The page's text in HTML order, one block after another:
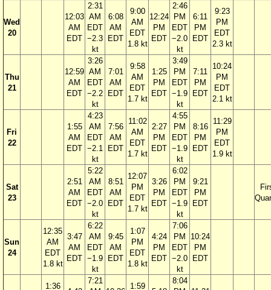
Wed
20
12:03
AM
EDT
2:31
AM
EDT
−2.3
kt
6:08
AM
EDT
9:00
AM
EDT
1.8 kt
12:24
PM
EDT
2:46
PM
EDT
−2.0
kt
6:11
PM
EDT
9:23
PM
EDT
2.3 kt
Thu
21
12:59
AM
EDT
3:26
AM
EDT
−2.2
kt
7:01
AM
EDT
9:58
AM
EDT
1.7 kt
1:25
PM
EDT
3:49
PM
EDT
−1.9
kt
7:11
PM
EDT
10:24
PM
EDT
2.1 kt
Fri
22
1:55
AM
EDT
4:23
AM
EDT
−2.1
kt
7:56
AM
EDT
11:02
AM
EDT
1.7 kt
2:27
PM
EDT
4:55
PM
EDT
−1.9
kt
8:16
PM
EDT
11:29
PM
EDT
1.9 kt
Sat
23
2:51
AM
EDT
5:22
AM
EDT
−2.0
kt
8:51
AM
EDT
12:07
PM
EDT
1.7 kt
3:26
PM
EDT
6:02
PM
EDT
−1.9
kt
9:21
PM
EDT
Sun
24
12:35
AM
EDT
1.8 kt
3:47
AM
EDT
6:22
AM
EDT
−1.9
kt
9:45
AM
EDT
1:07
PM
EDT
1.8 kt
4:24
PM
EDT
7:06
PM
EDT
−2.0
kt
10:24
PM
EDT
1:36
7:21
1:59
8:04